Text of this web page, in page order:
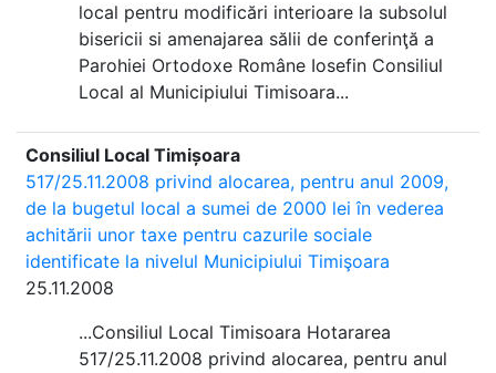
local pentru modificări interioare la subsolul
bisericii si amenajarea sălii de conferinţă a
Parohiei Ortodoxe Române Iosefin Consiliul
Local al Municipiului Timisoara...
Consiliul Local Timișoara
517/25.11.2008 privind alocarea, pentru anul 2009,
de la bugetul local a sumei de 2000 lei în vederea
achitării unor taxe pentru cazurile sociale
identificate la nivelul Municipiului Timişoara
25.11.2008
...Consiliul Local Timisoara Hotararea
517/25.11.2008 privind alocarea, pentru anul